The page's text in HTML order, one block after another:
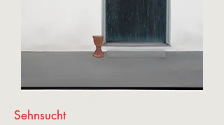
Sehnsucht